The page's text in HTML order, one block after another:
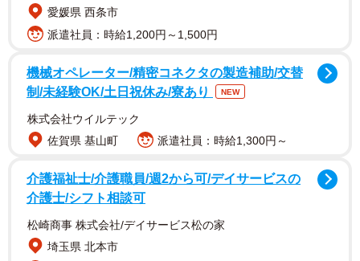
愛媛県 西条市
派遣社員：時給1,200円～1,500円
機械オペレーター/精密コネクタの製造補助/交替
制/未経験OK/土日祝休み/寮あり
NEW
株式会社ウイルテック
佐賀県 基山町
派遣社員：時給1,300円～
介護福祉士/介護職員/週2から可/デイサービスの
介護士/シフト相談可
松崎商事 株式会社/デイサービス松の家
埼玉県 北本市